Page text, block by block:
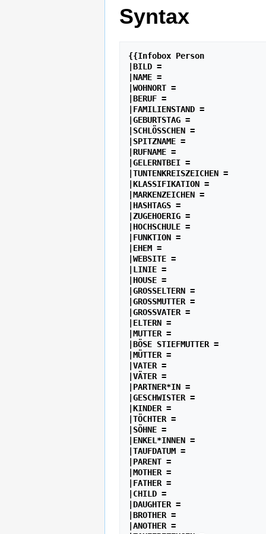
Syntax
{{Infobox Person
|BILD =
|NAME =
|WOHNORT =
|BERUF =
|FAMILIENSTAND =
|GEBURTSTAG =
|SCHLÖSSCHEN =
|SPITZNAME =
|RUFNAME =
|GELERNTBEI =
|TUNTENKREISZEICHEN =
|KLASSIFIKATION =
|MARKENZEICHEN =
|HASHTAGS =
|ZUGEHOERIG =
|HOCHSCHULE =
|FUNKTION =
|EHEM =
|WEBSITE =
|LINIE =
|HOUSE =
|GROSSELTERN =
|GROSSMUTTER =
|GROSSVATER =
|ELTERN =
|MUTTER =
|BÖSE STIEFMUTTER =
|MÜTTER =
|VATER =
|VÄTER =
|PARTNER*IN =
|GESCHWISTER =
|KINDER =
|TÖCHTER =
|SÖHNE =
|ENKEL*INNEN =
|TAUFDATUM =
|PARENT =
|MOTHER =
|FATHER =
|CHILD =
|DAUGHTER =
|BROTHER =
|ANOTHER =